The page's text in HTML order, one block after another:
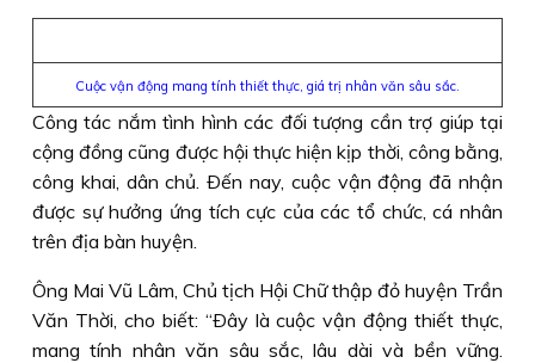
Cuộc vận động mang tính thiết thực, giá trị nhân văn sâu sắc.
Công tác nắm tình hình các đối tượng cần trợ giúp tại
cộng đồng cũng được hội thực hiện kịp thời, công bằng,
công khai, dân chủ. Ðến nay, cuộc vận động đã nhận
được sự hưởng ứng tích cực của các tổ chức, cá nhân
trên địa bàn huyện.
Ông Mai Vũ Lâm, Chủ tịch Hội Chữ thập đỏ huyện Trần
Văn Thời, cho biết: “Ðây là cuộc vận động thiết thực,
mang tính nhân văn sâu sắc, lâu dài và bền vững.